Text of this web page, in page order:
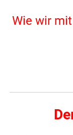
Wie wir